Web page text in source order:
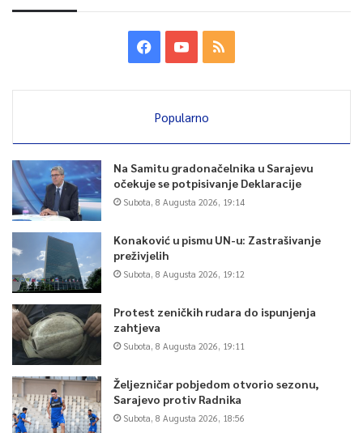
Popularno
Na Samitu gradonačelnika u Sarajevu
očekuje se potpisivanje Deklaracije
Subota, 8 Augusta 2026, 19:14
Konaković u pismu UN-u: Zastrašivanje
preživjelih
Subota, 8 Augusta 2026, 19:12
Protest zeničkih rudara do ispunjenja
zahtjeva
Subota, 8 Augusta 2026, 19:11
Željezničar pobjedom otvorio sezonu,
Sarajevo protiv Radnika
Subota, 8 Augusta 2026, 18:56